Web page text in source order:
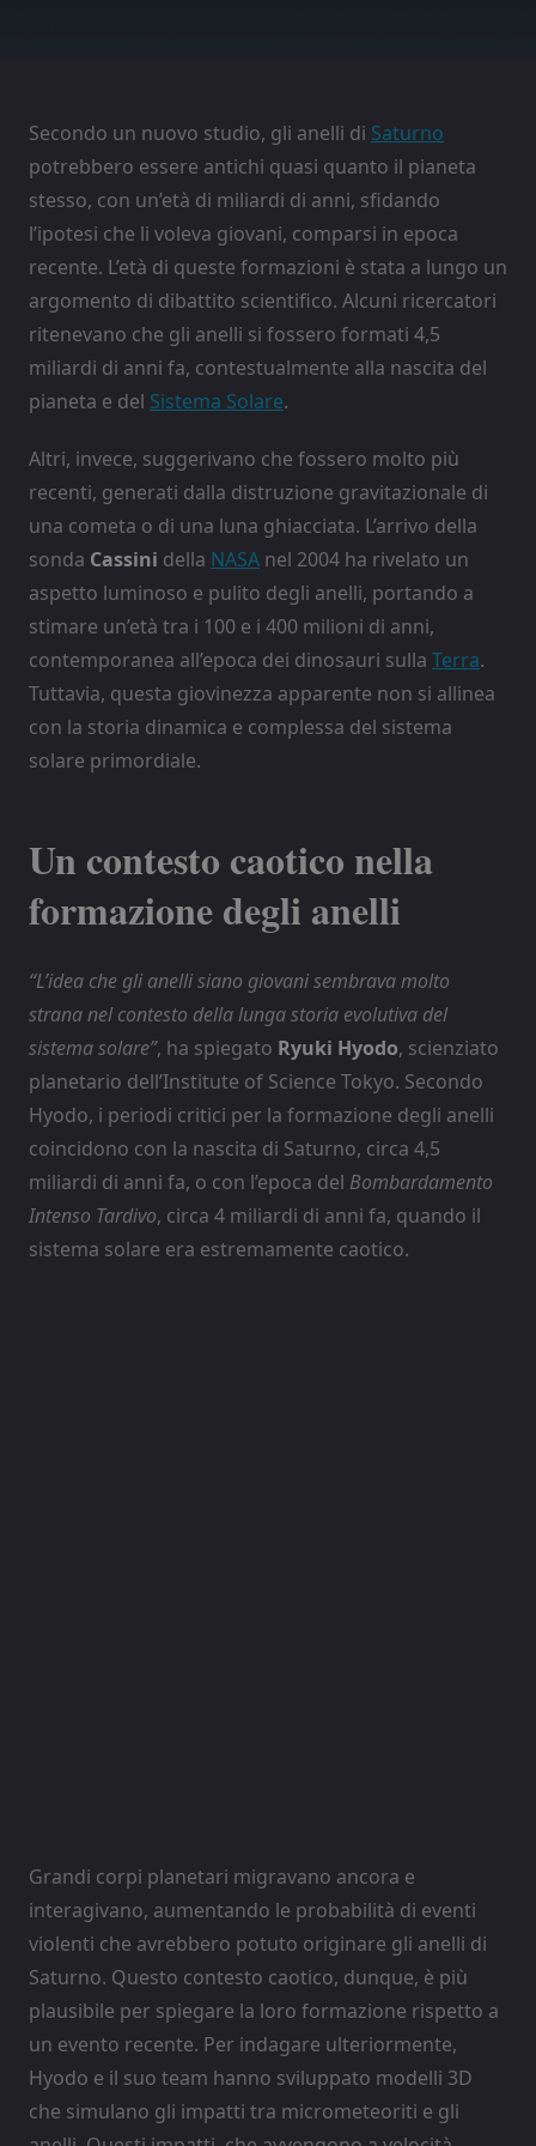
Secondo un nuovo studio, gli anelli di Saturno
potrebbero essere antichi quasi quanto il pianeta
stesso, con un’età di miliardi di anni, sfidando
l’ipotesi che li voleva giovani, comparsi in epoca
recente. L’età di queste formazioni è stata a lungo un
argomento di dibattito scientifico. Alcuni ricercatori
ritenevano che gli anelli si fossero formati 4,5
miliardi di anni fa, contestualmente alla nascita del
pianeta e del Sistema Solare.
Altri, invece, suggerivano che fossero molto più
recenti, generati dalla distruzione gravitazionale di
una cometa o di una luna ghiacciata. L’arrivo della
sonda Cassini della NASA nel 2004 ha rivelato un
aspetto luminoso e pulito degli anelli, portando a
stimare un’età tra i 100 e i 400 milioni di anni,
contemporanea all’epoca dei dinosauri sulla Terra.
Tuttavia, questa giovinezza apparente non si allinea
con la storia dinamica e complessa del sistema
solare primordiale.
Un contesto caotico nella
formazione degli anelli
“L’idea che gli anelli siano giovani sembrava molto
strana nel contesto della lunga storia evolutiva del
sistema solare”, ha spiegato Ryuki Hyodo, scienziato
planetario dell’Institute of Science Tokyo. Secondo
Hyodo, i periodi critici per la formazione degli anelli
coincidono con la nascita di Saturno, circa 4,5
miliardi di anni fa, o con l’epoca del Bombardamento
Intenso Tardivo, circa 4 miliardi di anni fa, quando il
sistema solare era estremamente caotico.
Grandi corpi planetari migravano ancora e
interagivano, aumentando le probabilità di eventi
violenti che avrebbero potuto originare gli anelli di
Saturno. Questo contesto caotico, dunque, è più
plausibile per spiegare la loro formazione rispetto a
un evento recente. Per indagare ulteriormente,
Hyodo e il suo team hanno sviluppato modelli 3D
che simulano gli impatti tra micrometeoriti e gli